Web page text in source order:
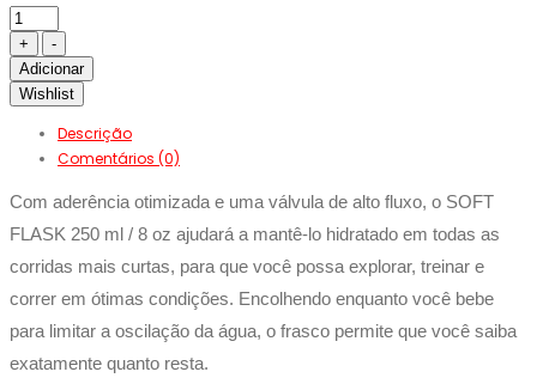
Adicionar
Wishlist
Descrição
Comentários (0)
Com aderência otimizada e uma válvula de alto fluxo, o SOFT
FLASK 250 ml / 8 oz ajudará a mantê-lo hidratado em todas as
corridas mais curtas, para que você possa explorar, treinar e
correr em ótimas condições. Encolhendo enquanto você bebe
para limitar a oscilação da água, o frasco permite que você saiba
exatamente quanto resta.